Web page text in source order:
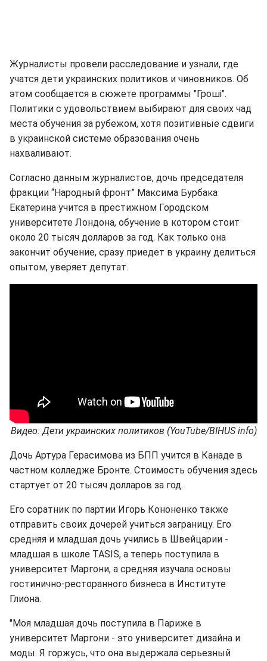
Журналисты провели расследование и узнали, где
учатся дети украинских политиков и чиновников. Об
этом сообщается в сюжете программы "Гроші".
Политики с удовольствием выбирают для своих чад
места обучения за рубежом, хотя позитивные сдвиги
в украинской системе образования очень
нахваливают.
Согласно данным журналистов, дочь председателя
фракции “Народный фронт” Максима Бурбака
Екатерина учится в престижном Городском
университете Лондона, обучение в котором стоит
около 20 тысяч долларов за год. Как только она
закончит обучение, сразу приедет в украину делиться
опытом, уверяет депутат.
Видео: Дети украинских политиков (YouTube/BIHUS info)
Дочь Артура Герасимова из БПП учится в Канаде в
частном колледже Бронте. Стоимость обучения здесь
стартует от 20 тысяч долларов за год.
Его соратник по партии Игорь Кононенко также
отправить своих дочерей учиться заграницу. Его
средняя и младшая дочь учились в Швейцарии -
младшая в школе TASIS, а теперь поступила в
университет Маргони, а средняя изучала основы
гостинично-ресторанного бизнеса в Институте
Глиона.
"Моя младшая дочь поступила в Париже в
университет Маргони - это университет дизайна и
моды. Я горжусь, что она выдержала серьезный